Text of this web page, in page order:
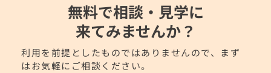
無料で相談・見学に
来てみませんか？
利用を前提としたものではありませんので、まず
はお気軽にご相談ください。